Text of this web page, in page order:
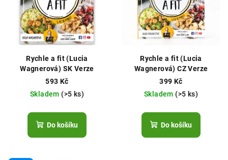
Rychle a fit (Lucia
Wagnerová) SK Verze
593 Kč
Skladem (>5 ks)
Do košíku
Rychle a fit (Lucia
Wagnerová) CZ Verze
399 Kč
Skladem (>5 ks)
Do košíku